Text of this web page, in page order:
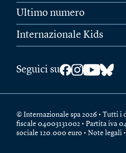
Ultimo numero
Internazionale Kids
Seguici su
© Internazionale spa 2026 • Tutti i
fiscale 04003131002 • Partita iva
sociale 120.000 euro • Note legali •